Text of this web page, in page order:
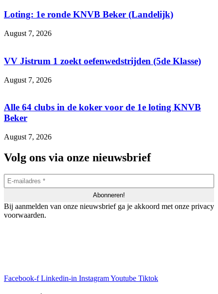
Loting: 1e ronde KNVB Beker (Landelijk)
August 7, 2026
VV Jistrum 1 zoekt oefenwedstrijden (5de Klasse)
August 7, 2026
Alle 64 clubs in de koker voor de 1e loting KNVB
Beker
August 7, 2026
Volg ons via onze nieuwsbrief
Bij aanmelden van onze nieuwsbrief ga je akkoord met onze privacy
voorwaarden.
Facebook-f Linkedin-in InstagramYoutube Tiktok